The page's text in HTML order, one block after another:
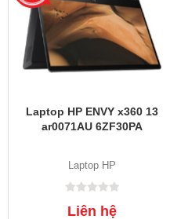
Laptop HP ENVY x360 13
ar0071AU 6ZF30PA
Laptop HP
Liên hệ